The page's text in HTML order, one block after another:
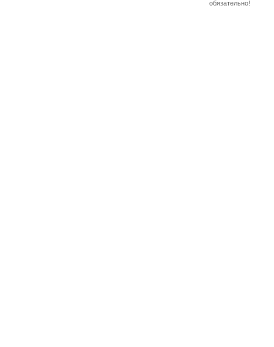
обязательно!